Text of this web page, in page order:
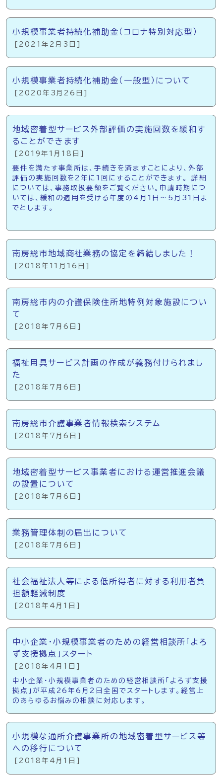
小規模事業者持続化補助金（コロナ特別対応型）
[2021年2月3日]
小規模事業者持続化補助金（一般型）について
[2020年3月26日]
地域密着型サービス外部評価の実施回数を緩和す
ることができます
[2019年1月18日]
要件を満たす事業所は、手続きを済ますことにより、外部
評価の実施回数を2年に1回にすることができます。 詳細
については、事務取扱要領をご覧ください。申請時期につ
いては、緩和の適用を受ける年度の4月1日～5月31日ま
でとします。
南房総市地域商社業務の協定を締結しました！
[2018年11月16日]
南房総市内の介護保険住所地特例対象施設につい
て
[2018年7月6日]
福祉用具サービス計画の作成が義務付けられまし
た
[2018年7月6日]
南房総市介護事業者情報検索システム
[2018年7月6日]
地域密着型サービス事業者における運営推進会議
の設置について
[2018年7月6日]
業務管理体制の届出について
[2018年7月6日]
社会福祉法人等による低所得者に対する利用者負
担額軽減制度
[2018年4月1日]
中小企業・小規模事業者のための経営相談所「よろ
ず支援拠点」スタート
[2018年4月1日]
中小企業・小規模事業者のための経営相談所「よろず支援
拠点」が平成26年6月2日全国でスタートします。経営上
のあらゆるお悩みの相談に対応します。
小規模な通所介護事業所の地域密着型サービス等
への移行について
[2018年4月1日]